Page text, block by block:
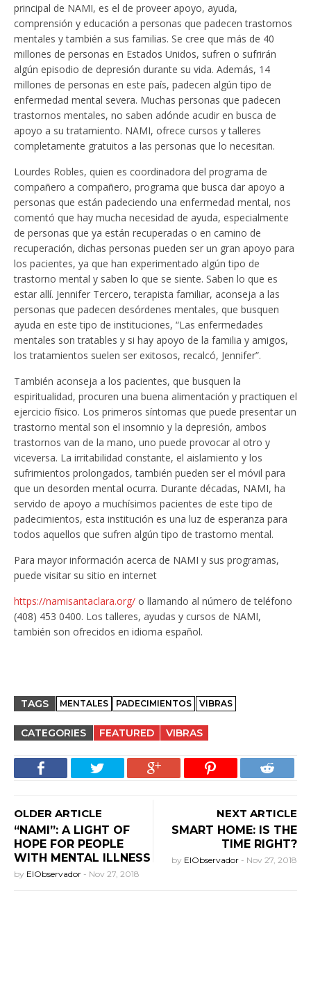
principal de NAMI, es el de proveer apoyo, ayuda,
comprensión y educación a personas que padecen trastornos
mentales y también a sus familias. Se cree que más de 40
millones de personas en Estados Unidos, sufren o sufrirán
algún episodio de depresión durante su vida. Además, 14
millones de personas en este país, padecen algún tipo de
enfermedad mental severa. Muchas personas que padecen
trastornos mentales, no saben adónde acudir en busca de
apoyo a su tratamiento. NAMI, ofrece cursos y talleres
completamente gratuitos a las personas que lo necesitan.
Lourdes Robles, quien es coordinadora del programa de
compañero a compañero, programa que busca dar apoyo a
personas que están padeciendo una enfermedad mental, nos
comentó que hay mucha necesidad de ayuda, especialmente
de personas que ya están recuperadas o en camino de
recuperación, dichas personas pueden ser un gran apoyo para
los pacientes, ya que han experimentado algún tipo de
trastorno mental y saben lo que se siente. Saben lo que es
estar allí. Jennifer Tercero, terapista familiar, aconseja a las
personas que padecen desórdenes mentales, que busquen
ayuda en este tipo de instituciones, “Las enfermedades
mentales son tratables y si hay apoyo de la familia y amigos,
los tratamientos suelen ser exitosos, recalcó, Jennifer”.
También aconseja a los pacientes, que busquen la
espiritualidad, procuren una buena alimentación y practiquen el
ejercicio físico. Los primeros síntomas que puede presentar un
trastorno mental son el insomnio y la depresión, ambos
trastornos van de la mano, uno puede provocar al otro y
viceversa. La irritabilidad constante, el aislamiento y los
sufrimientos prolongados, también pueden ser el móvil para
que un desorden mental ocurra. Durante décadas, NAMI, ha
servido de apoyo a muchísimos pacientes de este tipo de
padecimientos, esta institución es una luz de esperanza para
todos aquellos que sufren algún tipo de trastorno mental.
Para mayor información acerca de NAMI y sus programas,
puede visitar su sitio en internet
https://namisantaclara.org/ o llamando al número de teléfono
(408) 453 0400. Los talleres, ayudas y cursos de NAMI,
también son ofrecidos en idioma español.
TAGS MENTALES PADECIMIENTOS VIBRAS
CATEGORIES FEATURED VIBRAS
OLDER ARTICLE
“NAMI”: A LIGHT OF
HOPE FOR PEOPLE
WITH MENTAL ILLNESS
by ElObservador - Nov 27, 2018
NEXT ARTICLE
SMART HOME: IS THE
TIME RIGHT?
by ElObservador - Nov 27, 2018